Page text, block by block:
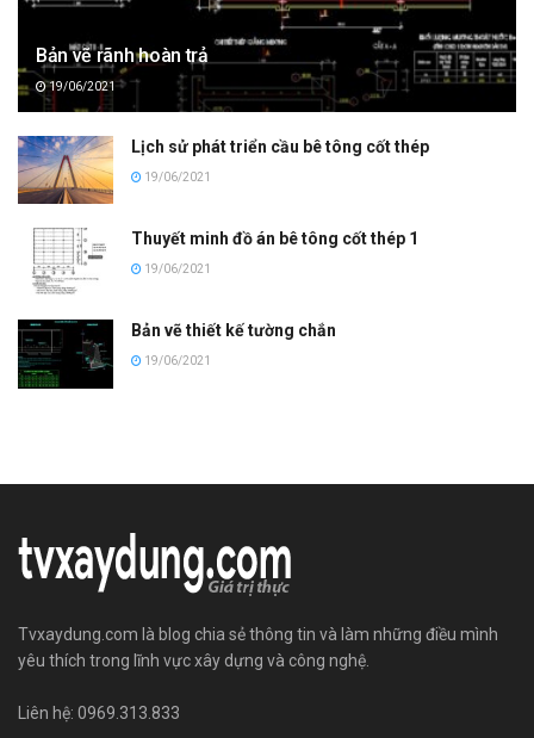
Bản vẽ rãnh hoàn trả
19/06/2021
Lịch sử phát triển cầu bê tông cốt thép
19/06/2021
Thuyết minh đồ án bê tông cốt thép 1
19/06/2021
Bản vẽ thiết kế tường chắn
19/06/2021
Tvxaydung.com là blog chia sẻ thông tin và làm những điều mình
yêu thích trong lĩnh vực xây dựng và công nghệ.
Liên hệ: 0969.313.833